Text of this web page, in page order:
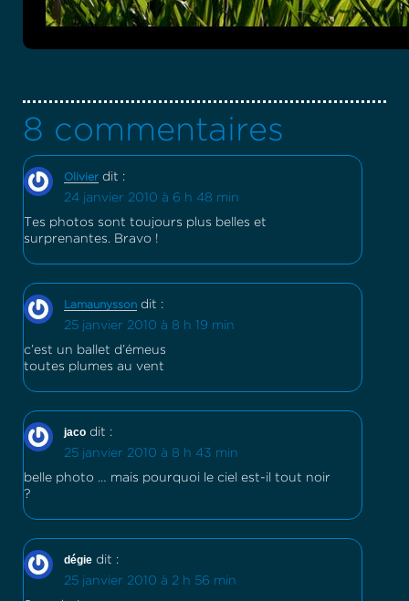
8 commentaires
Olivier dit :
24 janvier 2010 à 6 h 48 min
Tes photos sont toujours plus belles et
surprenantes. Bravo !
Lamaunysson dit :
25 janvier 2010 à 8 h 19 min
c’est un ballet d’émeus
toutes plumes au vent
jaco dit :
25 janvier 2010 à 8 h 43 min
belle photo … mais pourquoi le ciel est-il tout noir
?
dégie dit :
25 janvier 2010 à 2 h 56 min